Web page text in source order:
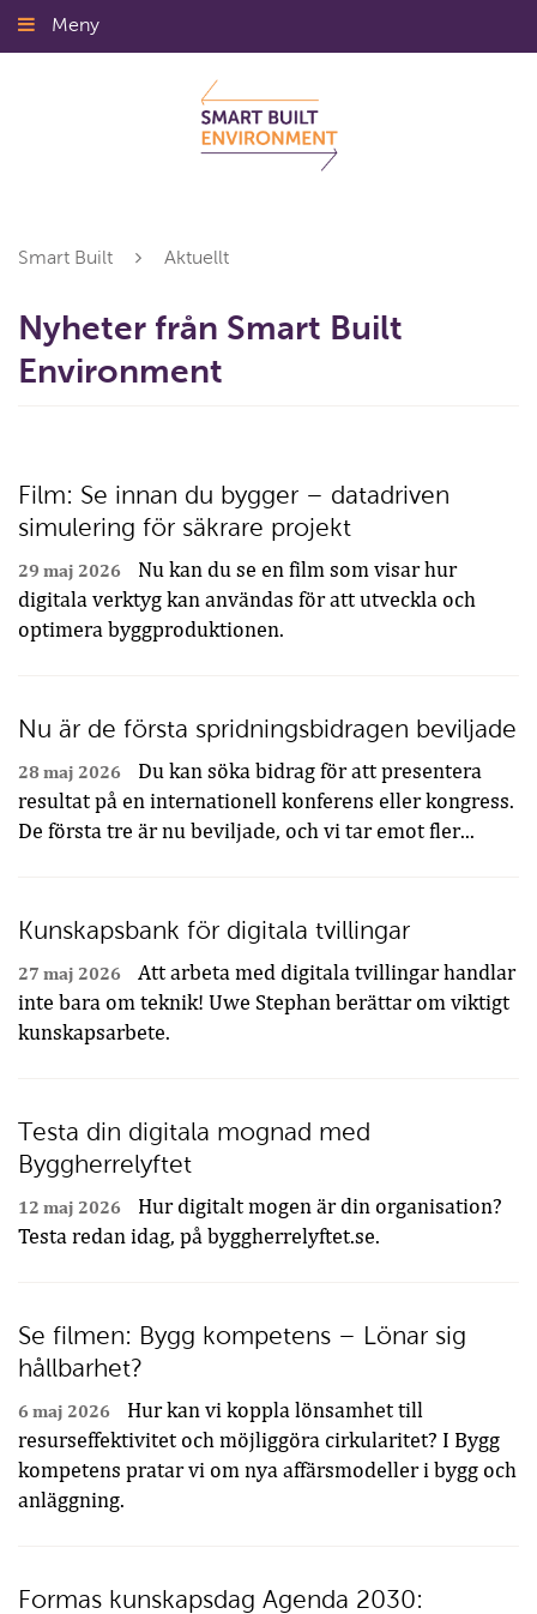
Gå
till
Meny
Smart Built Aktuellt
Nyheter från Smart Built
Environment
Film: Se innan du bygger – datadriven
simulering för säkrare projekt
29 maj 2026
Nu kan du se en film som visar hur
digitala verktyg kan användas för att utveckla och
optimera byggproduktionen.
Nu är de första spridningsbidragen beviljade
28 maj 2026
Du kan söka bidrag för att presentera
resultat på en internationell konferens eller kongress.
De första tre är nu beviljade, och vi tar emot fler...
Kunskapsbank för digitala tvillingar
27 maj 2026
Att arbeta med digitala tvillingar handlar
inte bara om teknik! Uwe Stephan berättar om viktigt
kunskapsarbete.
Testa din digitala mognad med
Byggherrelyftet
12 maj 2026
Hur digitalt mogen är din organisation?
Testa redan idag, på byggherrelyftet.se.
Se filmen: Bygg kompetens – Lönar sig
hållbarhet?
6 maj 2026
Hur kan vi koppla lönsamhet till
resurseffektivitet och möjliggöra cirkularitet? I Bygg
kompetens pratar vi om nya affärsmodeller i bygg och
anläggning.
Formas kunskapsdag Agenda 2030: